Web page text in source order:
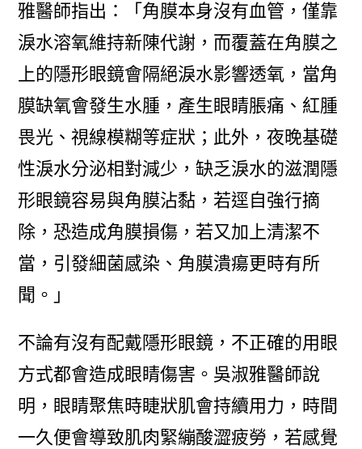
雅醫師指出：「角膜本身沒有血管，僅靠
淚水溶氧維持新陳代謝，而覆蓋在角膜之
上的隱形眼鏡會隔絕淚水影響透氧，當角
膜缺氧會發生水腫，產生眼睛脹痛、紅腫
畏光、視線模糊等症狀；此外，夜晚基礎
性淚水分泌相對減少，缺乏淚水的滋潤隱
形眼鏡容易與角膜沾黏，若逕自強行摘
除，恐造成角膜損傷，若又加上清潔不
當，引發細菌感染、角膜潰瘍更時有所
聞。」
不論有沒有配戴隱形眼鏡，不正確的用眼
方式都會造成眼睛傷害。吳淑雅醫師說
明，眼睛聚焦時睫狀肌會持續用力，時間
一久便會導致肌肉緊繃酸澀疲勞，若感覺